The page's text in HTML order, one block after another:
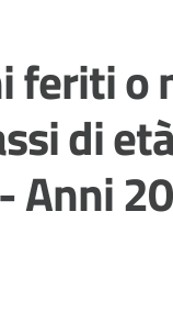
feriti o
di
Anni